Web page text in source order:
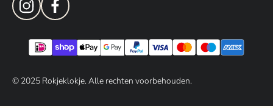
© 2025Rokjeklokje. Alle rechten voorbehouden.